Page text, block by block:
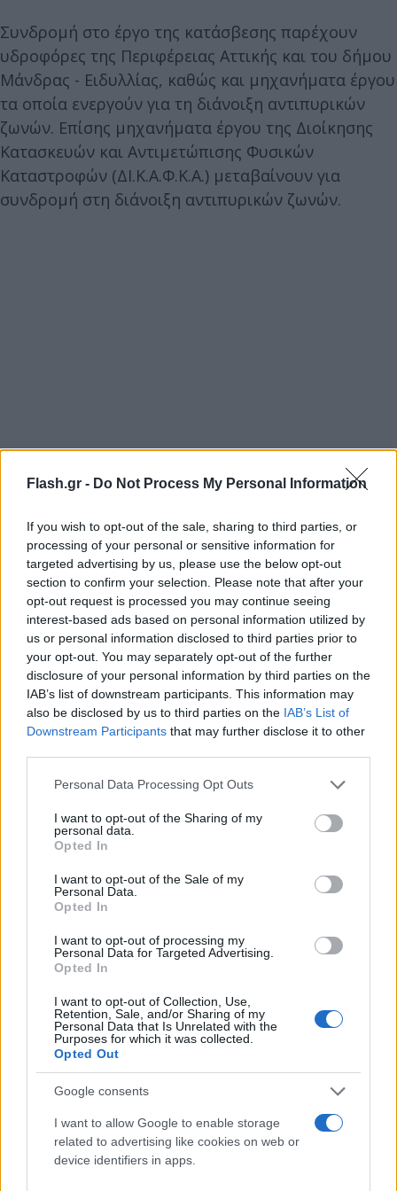
Flash.gr - Do Not Process My Personal Information
If you wish to opt-out of the sale, sharing to third parties, or
processing of your personal or sensitive information for
targeted advertising by us, please use the below opt-out
section to confirm your selection. Please note that after your
opt-out request is processed you may continue seeing
interest-based ads based on personal information utilized by
us or personal information disclosed to third parties prior to
your opt-out. You may separately opt-out of the further
disclosure of your personal information by third parties on the
IAB’s list of downstream participants. This information may
also be disclosed by us to third parties on the IAB’s List of
Downstream Participants that may further disclose it to other
Please note that this website/app uses one or more Google
not limited to your visit or usage behaviour. You may click to
grant or deny consent to Google and its third-party tags to
use your data for below specified purposes in below Google
consent section.
Personal Data Processing Opt Outs
I want to opt-out of the Sharing of my
personal data.
Opted In
I want to opt-out of the Sale of my
Personal Data.
Opted In
I want to opt-out of processing my
Personal Data for Targeted Advertising.
Opted In
I want to opt-out of Collection, Use,
Retention, Sale, and/or Sharing of my
Personal Data that Is Unrelated with the
Purposes for which it was collected.
Opted Out
Google consents
I want to allow Google to enable storage
related to advertising like cookies on web or
device identifiers in apps.
Συνδρομή στο έργο της κατάσβεσης παρέχουν
υδροφόρες της Περιφέρειας Αττικής και του δήμου
Μάνδρας - Ειδυλλίας, καθώς και μηχανήματα έργου
τα οποία ενεργούν για τη διάνοιξη αντιπυρικών
ζωνών. Επίσης μηχανήματα έργου της Διοίκησης
Κατασκευών και Αντιμετώπισης Φυσικών
Καταστροφών (ΔΙ.Κ.Α.Φ.Κ.Α.) μεταβαίνουν για
συνδρομή στη διάνοιξη αντιπυρικών ζωνών.
Η πυρκαγιά ξεκίνησε σε σημείο με ξερά χόρτα και
πλέον, κατά κύριο λόγο, εξελίσσεται σε δασική
έκταση, με δυσκολία προσέγγισης από τις επίγειες
δυνάμεις και έχει αναπτύξει δυναμική με ισχυρό
πυροθερμικό φορτίο.
Ο επί τόπου συντονισμός όλων των δυνάμεων
πυρόσβεσης, πραγματοποιείται από το Κινητό
Επιχειρησιακό Κέντρο ΟΛΥΜΠΟΣ, ενώ στην